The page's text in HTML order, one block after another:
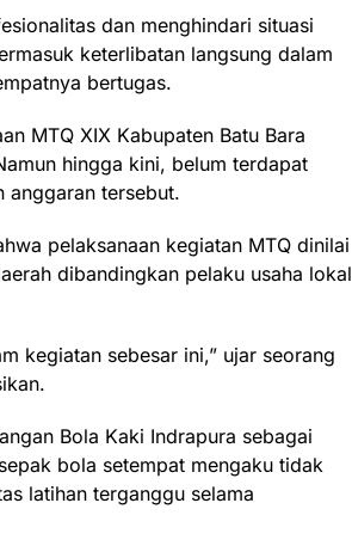
dan menghindari situasi
keterlibatan langsung dalam
bertugas.
MTQ XIX Kabupaten Batu Bara
hingga kini, belum terdapat
anggaran tersebut.
pelaksanaan kegiatan MTQ dinilai
dibandingkan pelaku usaha lokal
kegiatan sebesar ini,” ujar seorang
Bola Kaki Indrapura sebagai
bola setempat mengaku tidak
latihan terganggu selama